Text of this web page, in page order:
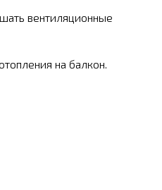
вентиляционные
на балкон.